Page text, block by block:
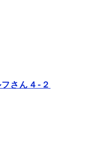
さん４-２